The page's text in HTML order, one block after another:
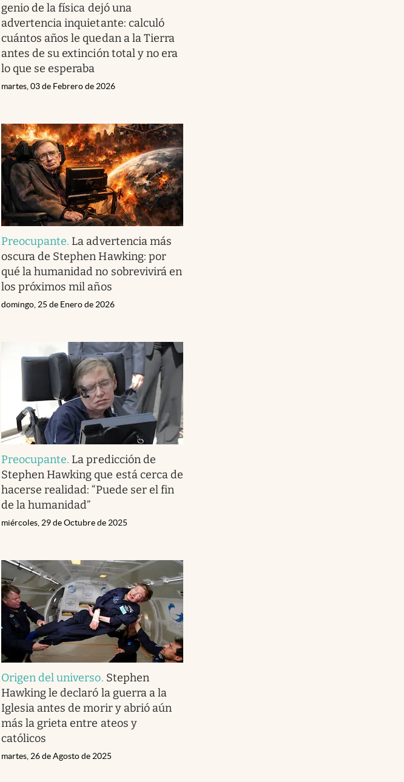
genio de la física dejó una
advertencia inquietante: calculó
cuántos años le quedan a la Tierra
antes de su extinción total y no era
lo que se esperaba
martes, 03 de Febrero de 2026
Preocupante. La advertencia más
oscura de Stephen Hawking: por
qué la humanidad no sobrevivirá en
los próximos mil años
domingo, 25 de Enero de 2026
Preocupante. La predicción de
Stephen Hawking que está cerca de
hacerse realidad: “Puede ser el fin
de la humanidad”
miércoles, 29 de Octubre de 2025
Origen del universo. Stephen
Hawking le declaró la guerra a la
Iglesia antes de morir y abrió aún
más la grieta entre ateos y
católicos
martes, 26 de Agosto de 2025